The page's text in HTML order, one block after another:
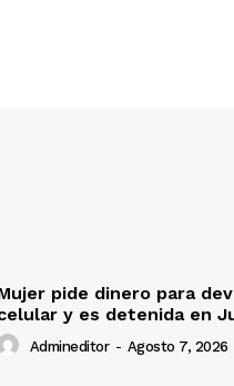
pide dinero para
y es detenida en
Admineditor - Agosto 7, 2026